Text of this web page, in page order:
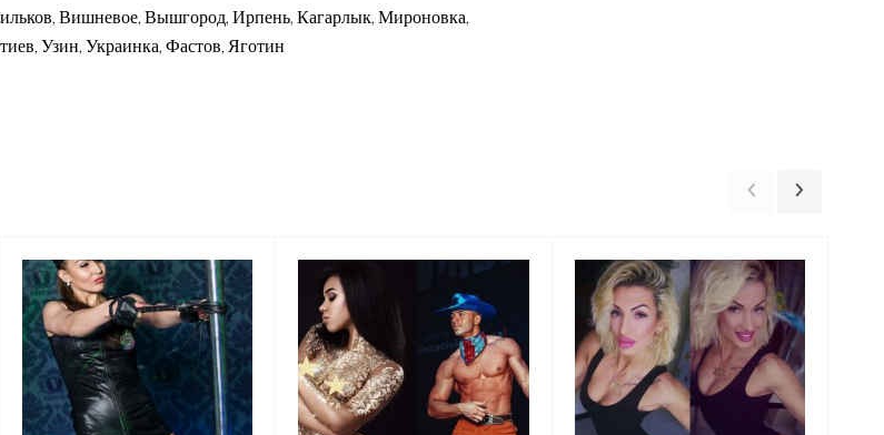
Вишневое, Вышгород, Ирпень, Кагарлык, Мироновка,
Узин, Украинка, Фастов, Яготин